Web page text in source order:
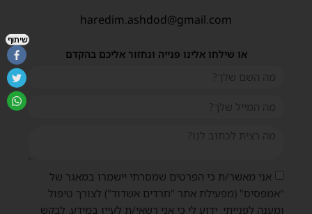
haredim.ashdod@gmail.com
או שילחו אלינו פנייה ונחזור אליכם בהקדם
אני מאשר/ת כי הפרטים שמסרתי יישמרו במאגר של
"אמפסיס" (מפעילת אתר "חרדים אשדוד") לצורך טיפול
ומענה לפנייתי. ידוע לי כי אני רשאי/ת לעיין במידע, לבקש
שיתוף